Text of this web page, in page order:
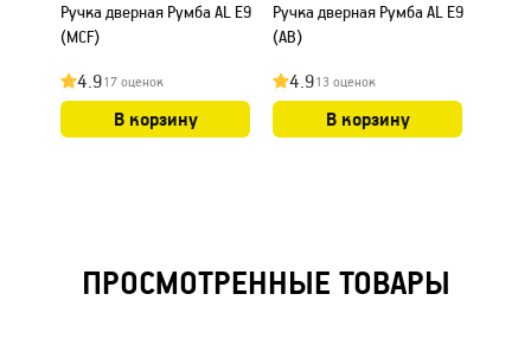
Ручка дверная Румба AL E9
(MCF)
4.917 оценок
В корзину
Ручка дверная Румба AL E9
(AB)
4.913 оценок
В корзину
ПРОСМОТРЕННЫЕ ТОВАРЫ